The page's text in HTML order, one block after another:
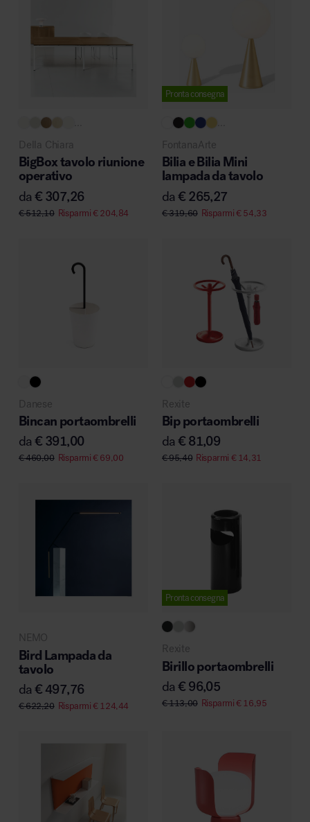
Della Chiara
BigBox tavolo riunione
operativo
da€ 307,26
€512,10 Risparmi€204,84
Pronta consegna
FontanaArte
Bilia e Bilia Mini
lampada da tavolo
da€ 265,27
€319,60 Risparmi€54,33
Danese
Bincan portaombrelli
da€ 391,00
€460,00 Risparmi€69,00
Rexite
Bip portaombrelli
da€ 81,09
€95,40 Risparmi €14,31
NEMO
Bird Lampada da
tavolo
da€ 497,76
€622,20 Risparmi€124,44
Pronta consegna
Rexite
Birillo portaombrelli
da€ 96,05
€113,00 Risparmi€16,95